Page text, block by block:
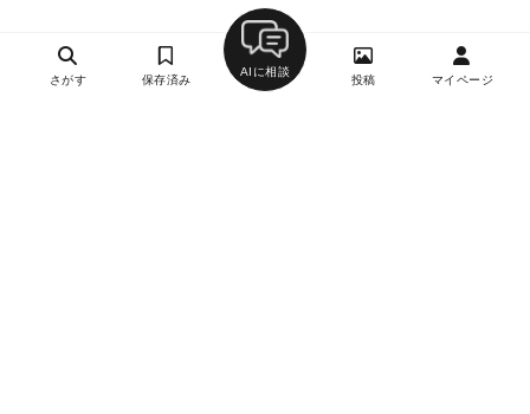
さがす 保存済み
AIに相談
投稿 マイページ